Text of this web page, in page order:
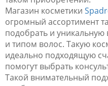
Магазин косметики
огромный ассортимент
подобрать и уникальную
и типом волос. Такую
идеально подходящую
помогут выбрать
Такой внимательный